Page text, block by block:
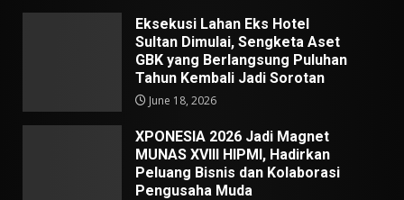
Eksekusi Lahan Eks Hotel
Sultan Dimulai, Sengketa Aset
GBK yang Berlangsung Puluhan
Tahun Kembali Jadi Sorotan
June 18, 2026
XPONESIA 2026 Jadi Magnet
MUNAS XVIII HIPMI, Hadirkan
Peluang Bisnis dan Kolaborasi
Pengusaha Muda